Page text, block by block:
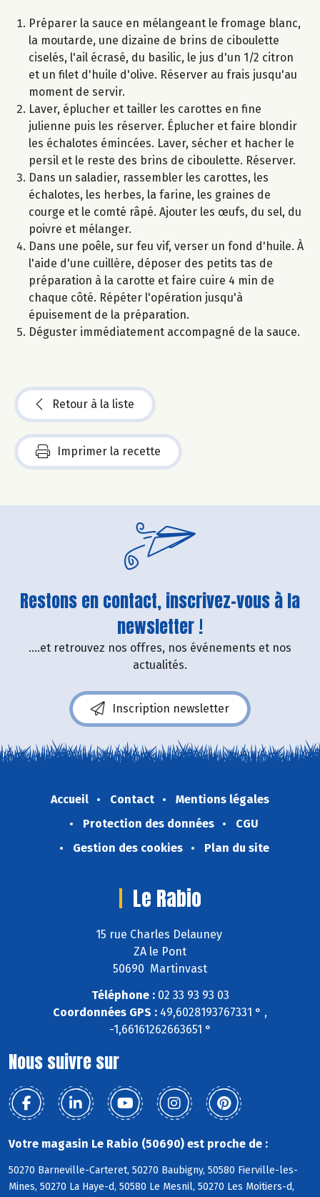
Préparer la sauce en mélangeant le fromage blanc,
la moutarde, une dizaine de brins de ciboulette
ciselés, l'ail écrasé, du basilic, le jus d'un 1/2 citron
et un filet d'huile d'olive. Réserver au frais jusqu'au
moment de servir.
Laver, éplucher et tailler les carottes en fine
julienne puis les réserver. Éplucher et faire blondir
les échalotes émincées. Laver, sécher et hacher le
persil et le reste des brins de ciboulette. Réserver.
Dans un saladier, rassembler les carottes, les
échalotes, les herbes, la farine, les graines de
courge et le comté râpé. Ajouter les œufs, du sel, du
poivre et mélanger.
Dans une poêle, sur feu vif, verser un fond d'huile. À
l'aide d'une cuillère, déposer des petits tas de
préparation à la carotte et faire cuire 4 min de
chaque côté. Répéter l'opération jusqu'à
épuisement de la préparation.
Déguster immédiatement accompagné de la sauce.
Retour à la liste
Imprimer la recette
Restons en contact, inscrivez-vous à la
newsletter !
....et retrouvez nos offres, nos événements et nos
actualités.
Inscription newsletter
Accueil Contact
Mentions légales
Protection des données
CGU
Gestion des cookies
Plan du site
Le Rabio
15 rue Charles Delauney
ZA le Pont
50690 Martinvast
Téléphone :02 33 93 93 03
Coordonnées GPS : 49,6028193767331 ° ,
-1,66161262663651 °
Nous suivre sur
Votre magasin Le Rabio (50690) est proche de :
50270 Barneville-Carteret, 50270 Baubigny, 50580 Fierville-les-
Mines, 50270 La Haye-d, 50580 Le Mesnil, 50270 Les Moitiers-d,